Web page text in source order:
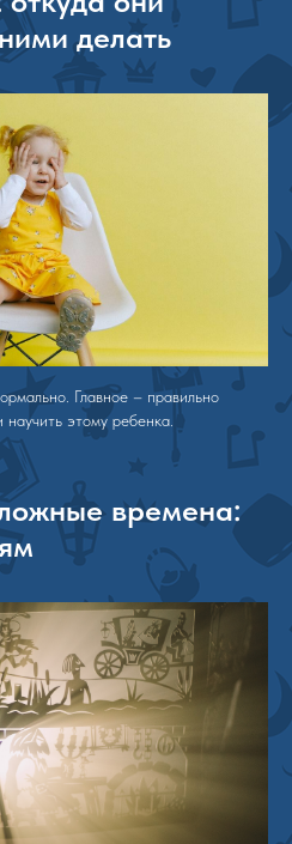
делать
Главное – правильно
этому ребенка.
времена: